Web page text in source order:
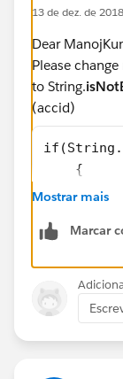
{
str+=' AND
}
{
str+=' AND
}
{
str+=' AND
str+=' AND
}
13 de dez. de
Dear
Please
to String.
(accid)
    {
Mostrar mais
Marcar